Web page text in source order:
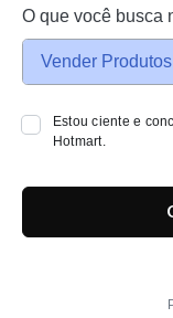
O que você busca
Vender Produtos
Estou ciente e
Hotmart.